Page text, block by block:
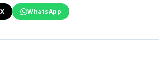
X WhatsApp